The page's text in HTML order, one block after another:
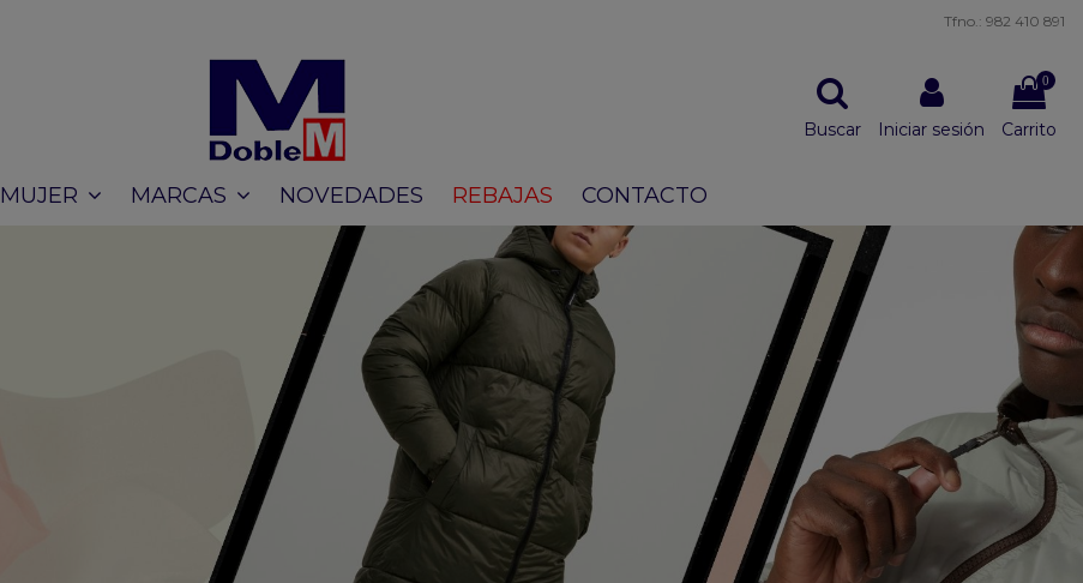
Tfno.: 982 410 891
Buscar Iniciar sesión
0
Carrito
MUJER MARCAS NOVEDADES REBAJAS CONTACTO